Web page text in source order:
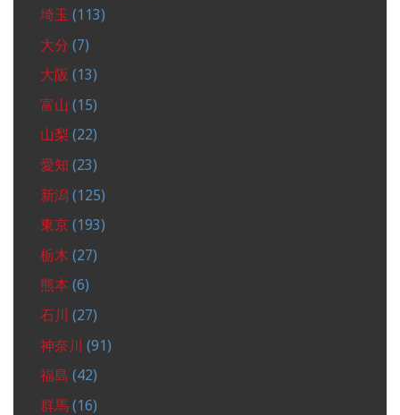
埼玉 (113)
大分 (7)
大阪 (13)
富山 (15)
山梨 (22)
愛知 (23)
新潟 (125)
東京 (193)
栃木 (27)
熊本 (6)
石川 (27)
神奈川 (91)
福島 (42)
群馬 (16)